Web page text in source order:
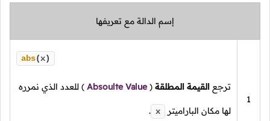
إسم الدالة مع تعريفها
1
abs(x)
ترجع القيمة المطلقة (
Absoulte Value
) للعدد الذي نمرره
لها مكان الباراميتر x
.